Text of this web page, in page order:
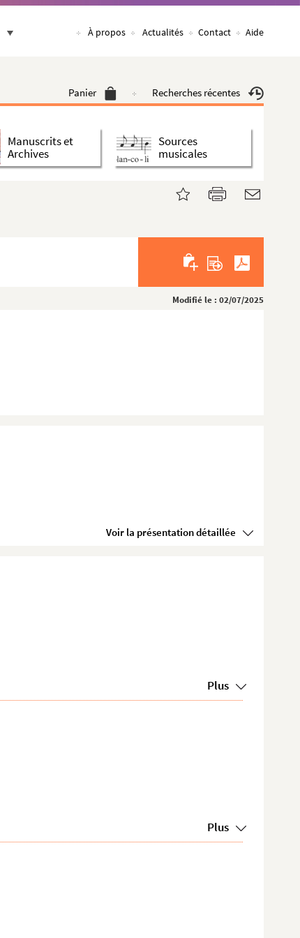
À propos Actualités Contact Aide
Panier Recherches récentes
Manuscrits et
Archives
Sources
musicales
Modifié le : 02/07/2025
Voir la présentation détaillée
Plus
Plus